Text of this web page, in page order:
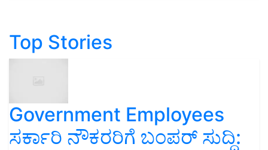
Top Stories
Government Employees
ಸರ್ಕಾರಿ ನೌಕರರಿಗೆ ಬಂಪರ್‌ ಸುದ್ದಿ: